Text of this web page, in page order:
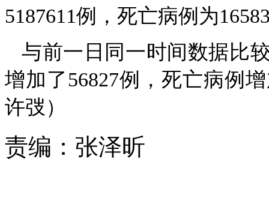
5187611例，死亡病例为
与前一日同一时间数据比
增加了56827例，死亡病例
许弢）
责编： 张泽昕